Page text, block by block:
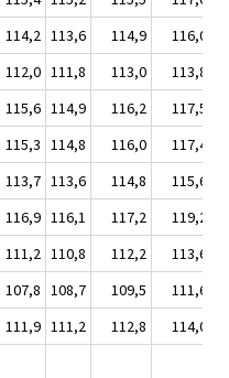
114,2 113,6 114,9
116,0
112,0 111,8 113,0
113,8
115,6 114,9 116,2
117,5
115,3 114,8 116,0
117,4
113,7 113,6 114,8
115,6
116,9 116,1 117,2
119,2
111,2 110,8 112,2
113,6
107,8 108,7 109,5
111,6
111,9 111,2 112,8
114,0